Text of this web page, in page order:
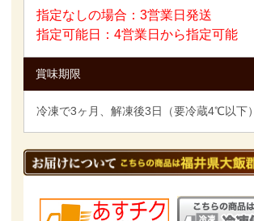
指定なしの場合：3営業日発送
指定可能日：4営業日から指定可能
賞味期限
冷凍で3ヶ月、解凍後3日（要冷蔵4℃以下）